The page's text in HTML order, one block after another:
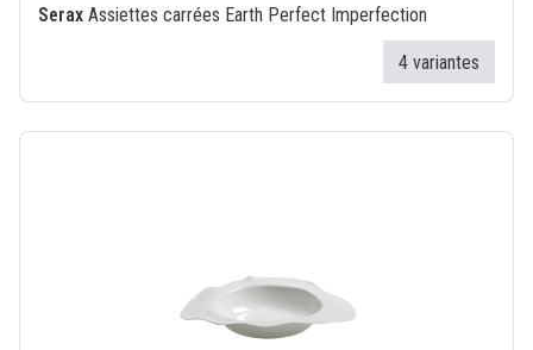
Serax Assiettes carrées Earth Perfect Imperfection
4 variantes